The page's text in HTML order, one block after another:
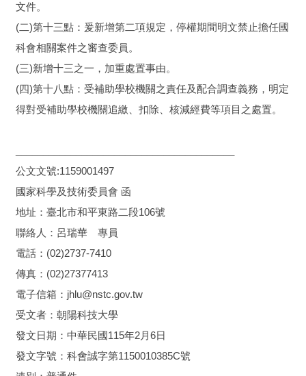
文件。
(二)第十三點：爰新增第二項規定，停權期間明文禁止擔任國
科會相關案件之審查委員。
(三)新增十三之一，加重處置事由。
(四)第十八點：受補助學校機關之責任及配合調查義務，明定
得對受補助學校機關追繳、扣除、核減經費等項目之處置。
公文文號:1159001497
國家科學及技術委員會 函
地址：臺北市和平東路二段106號
聯絡人：呂瑞華 專員
電話：(02)2737-7410
傳真：(02)27377413
電子信箱：jhlu@nstc.gov.tw
受文者：朝陽科技大學
發文日期：中華民國115年2月6日
發文字號：科會誠字第1150010385C號